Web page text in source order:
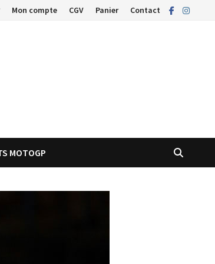
Mon compte CGV Panier Contact
MOTOGP